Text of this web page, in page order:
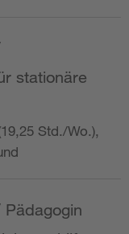
stationäre
Std./Wo.),